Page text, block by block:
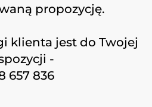
propozycję.
klienta jest do Twojej
-
657 836